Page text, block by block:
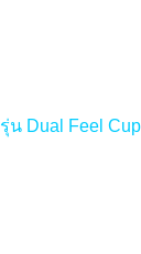
น Dual Feel Cup